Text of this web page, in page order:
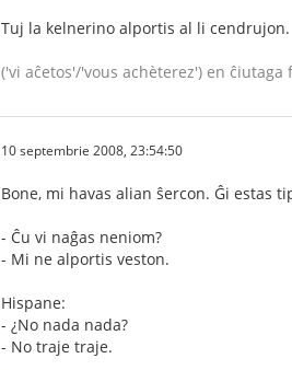
Tuj la kelnerino alportis al li cendrujon.
('vi aĉetos'/'vous achèterez') en
10 septembrie 2008, 23:54:50
Bone, mi havas alian ŝercon. Ĝi estas
- Ĉu vi naĝas neniom?
- Mi ne alportis veston.
Hispane:
- ¿No nada nada?
- No traje traje.